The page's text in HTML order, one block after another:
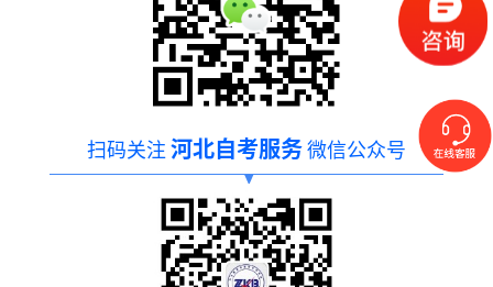
扫码关注 河北自考服务 微信公众号